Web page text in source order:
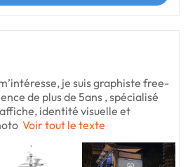
je suis graphiste free-
de plus de 5ans , spécialisé
identité visuelle et
Voir tout le texte